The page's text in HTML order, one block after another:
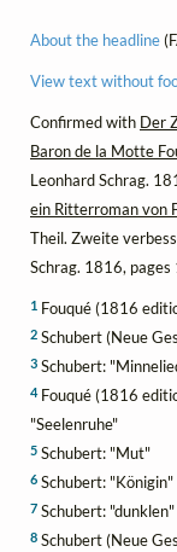
About the headline
View text without
Confirmed with Der
Baron de la Motte
Leonhard Schrag.
ein Ritterroman von
Theil. Zweite
Schrag. 1816,
1 Fouqué (1816
2 Schubert (Neue
3 Schubert:
4Fouqué (1816
"Seelenruhe"
5 Schubert: "Mut"
6 Schubert: "Königin"
7 Schubert: "dunklen"
8 Schubert (Neue